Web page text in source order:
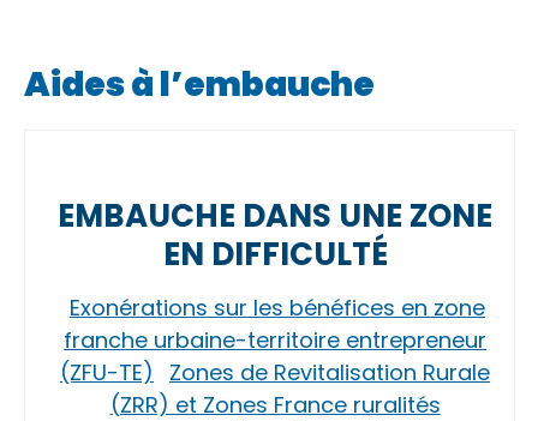
Aides à l’embauche
EMBAUCHE DANS UNE ZONE
EN DIFFICULTÉ
Exonérations sur les bénéfices en zone
franche urbaine-territoire entrepreneur
(ZFU-TE)
Zones de Revitalisation Rurale
(ZRR) et Zones France ruralités